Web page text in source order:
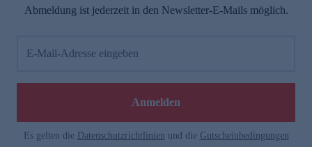
Abmeldung ist jederzeit in den Newsletter-E-Mails möglich.
E-Mail-Adresse eingeben
Anmelden
Es gelten die Datenschutzrichtlinien und die Gutscheinbedingungen